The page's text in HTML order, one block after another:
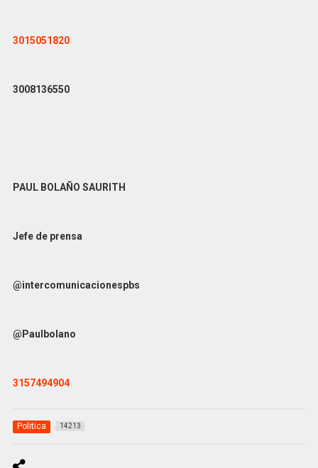
3015051820
3008136550
PAUL BOLAÑO SAURITH
Jefe de prensa
@intercomunicacionespbs
@Paulbolano
3157494904
Politica 14213